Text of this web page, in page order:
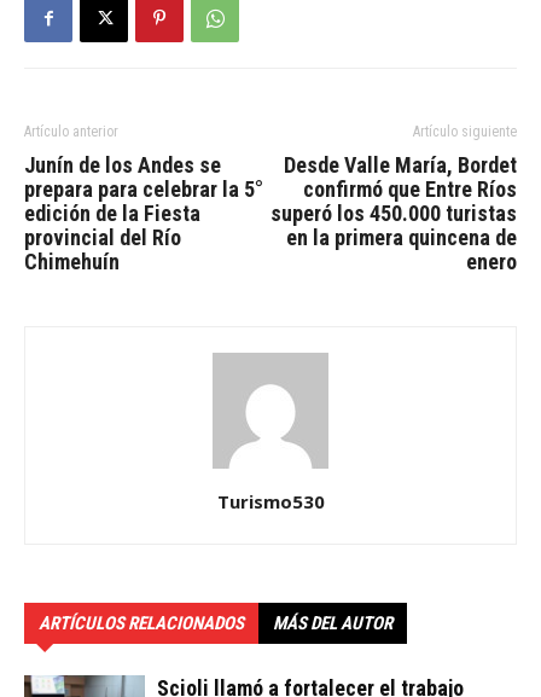
Artículo anterior
Junín de los Andes se
prepara para celebrar la 5°
edición de la Fiesta
provincial del Río
Chimehuín
Artículo siguiente
Desde Valle María, Bordet
confirmó que Entre Ríos
superó los 450.000 turistas
en la primera quincena de
enero
Turismo530
ARTÍCULOS RELACIONADOS MÁS DEL AUTOR
Scioli llamó a fortalecer el trabajo